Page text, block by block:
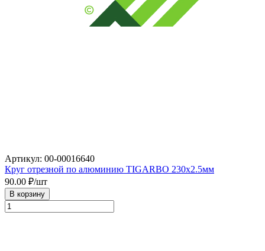
Артикул: 00-00016640
Круг отрезной по алюминию TIGARBO 230х2.5мм
90.00 ₽/шт
В корзину